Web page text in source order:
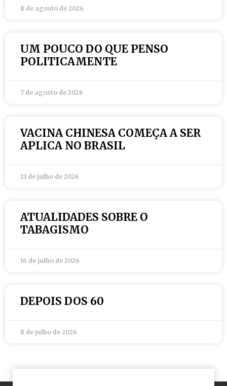
8 de agosto de 2026
UM POUCO DO QUE PENSO
POLITICAMENTE
7 de agosto de 2026
VACINA CHINESA COMEÇA A SER
APLICA NO BRASIL
21 de julho de 2026
ATUALIDADES SOBRE O
TABAGISMO
16 de julho de 2026
DEPOIS DOS 60
8 de julho de 2026